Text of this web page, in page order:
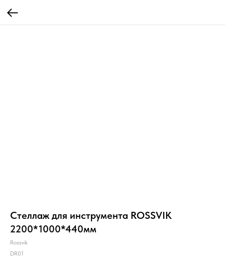
Стеллаж для инструмента ROSSVIK
2200*1000*440мм
Rossvik
DR01